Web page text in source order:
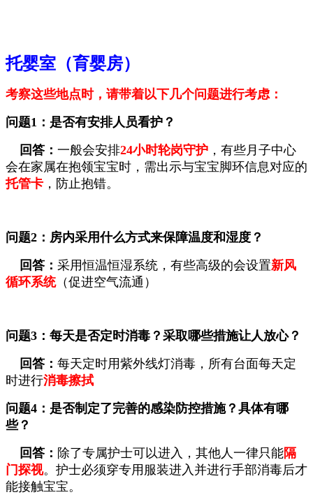
托婴室（育婴房）
考察这些地点时，请带着以下几个问题进行考虑：
问题1： 是否有安排人员看护？
回答： 一般会安排24小时轮岗守护 ，有些月子中心
会在家属在抱领宝宝时 ， 需出示与宝宝脚环信息对应的
托管卡 ，防止抱错。
问题2： 房内采用什么方式来保障温度和湿度 ？
回答： 采用恒温恒湿系统 ，有些高级的会设置新风
循环系统（促进空气流通）
问题3： 每天是否定时消毒？采取哪些措施让人放心？
回答： 每天定时用紫外线灯消毒， 所有台面每天定
时进行消毒擦拭
问题4： 是否制定了完善的感染防控措施？具体有哪
些？
回答： 除了专属护士可以进入，其他人一律只能隔
门探视。护士必须穿专用服装进入并进行手部消毒后才
能接触宝宝。